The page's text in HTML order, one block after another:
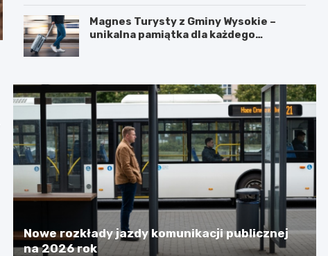
Magnes Turysty z Gminy Wysokie –
unikalna pamiątka dla każdego
Nowe rozkłady jazdy komunikacji publicznej
na 2026 rok